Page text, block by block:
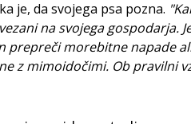
je, da svojega psa pozna.
na svojega gospodarja.
prepreči morebitne napade
z mimoidočimi. Ob pravilni